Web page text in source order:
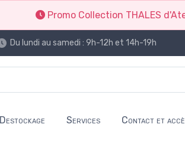
Promo Collection THALES
Du lundi au samedi : 9h-12h et 14h-19h
Destockage Services Contact et